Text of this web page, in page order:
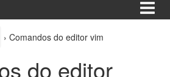
› Comandos do editor vim
do editor